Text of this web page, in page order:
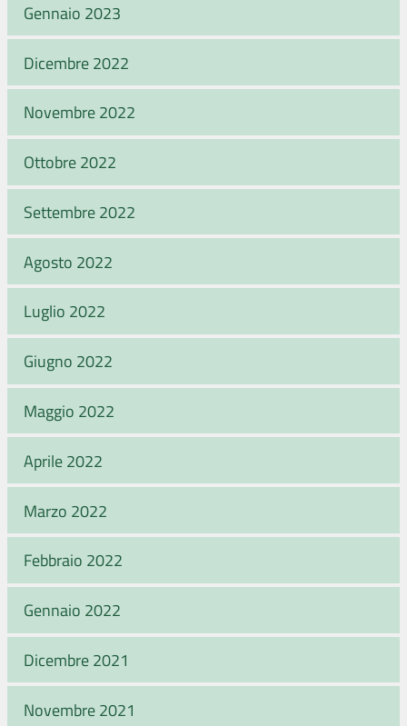
Gennaio 2023
Dicembre 2022
Novembre 2022
Ottobre 2022
Settembre 2022
Agosto 2022
Luglio 2022
Giugno 2022
Maggio 2022
Aprile 2022
Marzo 2022
Febbraio 2022
Gennaio 2022
Dicembre 2021
Novembre 2021